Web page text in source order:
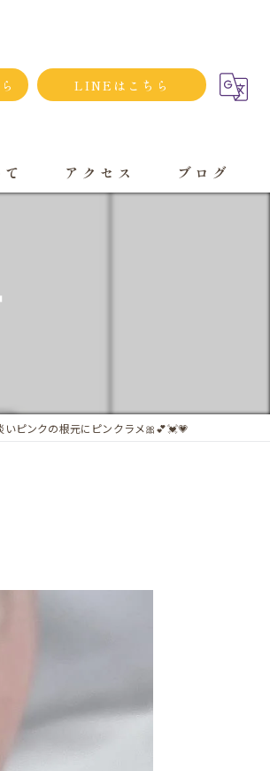
LINEはこちら
アクセス ブログ
いピンクの根元にピンクラメ🎀💕💓💗